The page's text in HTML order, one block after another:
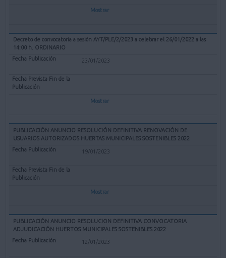
Mostrar
Decreto de convocatoria a sesión AYT/PLE/2/2023 a celebrar el 26/01/2022 a las
14:00 h. ORDINARIO
23/01/2023
Mostrar
PUBLICACIÓN ANUNCIO RESOLUCIÓN DEFINITIVA RENOVACIÓN DE
USUARIOS AUTORIZADOS HUERTAS MUNICIPALES SOSTENIBLES 2022
19/01/2023
Mostrar
PUBLICACIÓN ANUNCIO RESOLUCION DEFINITIVA CONVOCATORIA
ADJUDICACIÓN HUERTOS MUNICIPALES SOSTENIBLES 2022
12/01/2023